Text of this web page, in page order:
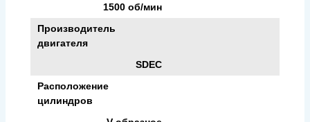
1500 об/мин
Производитель
двигателя
SDEC
Расположение
цилиндров